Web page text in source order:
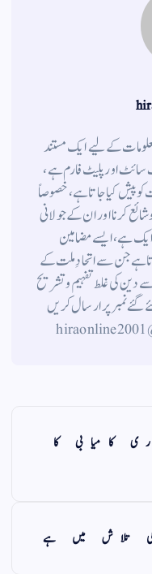
کے لیے ایک مستند
اور پلیٹ فارم ہے ،
پیش کیا جاتا ہے ، خصوصاً
کرنا اور ان کے جولانی
ہے ، ایسے مضامین
جن سے اتحادِ ملت کے
دین کی غلط تفہیم وتشریح
گئے نمبر پر ارسال کریں
کامیابی کا
تلاش میں ہے